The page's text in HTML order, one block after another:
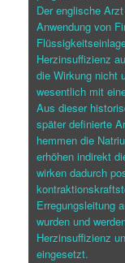
Der englische
Anwendung von
Herzinsuffizienz
die Wirkung nicht
wesentlich mit
Aus dieser
später definierte
hemmen die
erhöhen indirekt
wirken dadurch
Erregungsleitung
wurden und
Herzinsuffizienz
eingesetzt.